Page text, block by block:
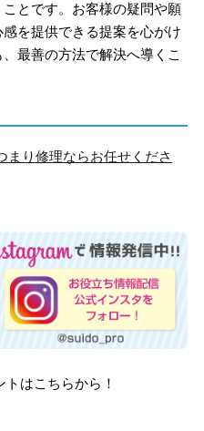
とです。お客様の疑問や願
を提供できる提案を心がけ
最善の方法で解決へ導くこ
まり修理ならお任せくださ
はこちらから！